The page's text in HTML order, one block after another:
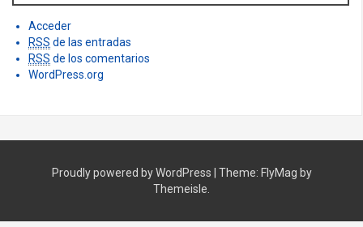
Acceder
RSS de las entradas
RSS de los comentarios
WordPress.org
Proudly powered by WordPress Theme: FlyMag by
Themeisle.